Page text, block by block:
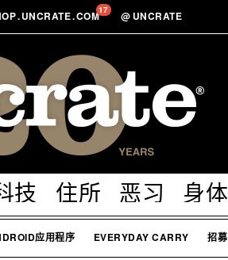
.UNCRATE.COM17 @ UNCRATE
技 住所 恶习 身体
应用程序 EVERYDAY CARRY 招募